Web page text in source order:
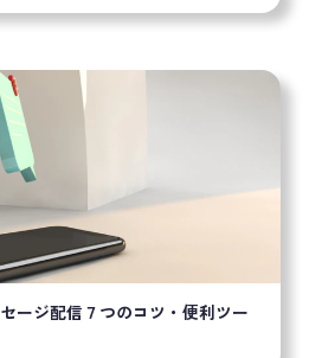
ージ配信７つのコツ・便利ツー